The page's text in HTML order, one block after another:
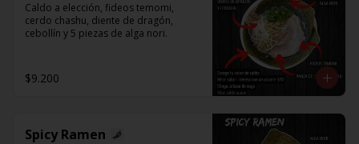
Caldo a elección, fideos temomi,
cerdo chashu, diente de dragón,
cebollín y 5 piezas de alga nori.
$9.200
Spicy Ramen